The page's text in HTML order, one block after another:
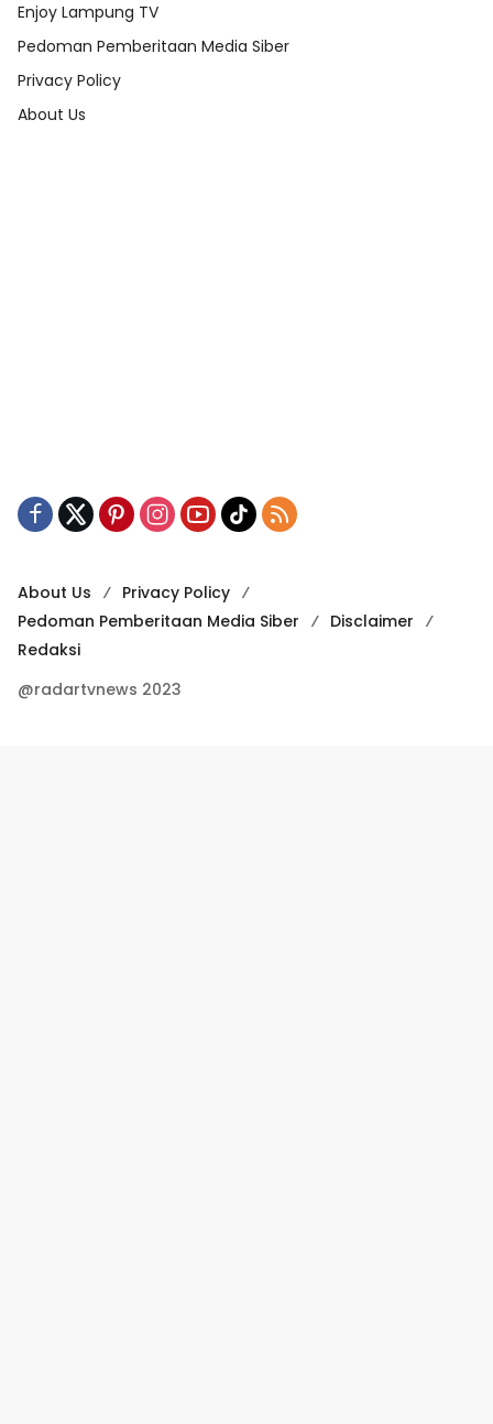
Enjoy Lampung TV
Pedoman Pemberitaan Media Siber
Privacy Policy
About Us
About Us
Privacy Policy
Pedoman Pemberitaan Media Siber
Disclaimer
Redaksi
@radartvnews 2023